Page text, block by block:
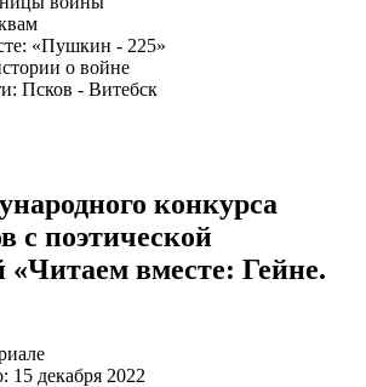
конкурса
с поэтической
«Читаем вместе: Гейне.
15 декабря 2022